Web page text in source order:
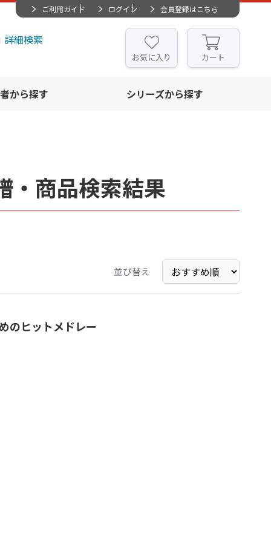
ご利用ガイド ログイン 会員登録はこちら
詳細検索
お気に入り カート
から探す シリーズから探す
商品検索結果
並び替え
のヒットメドレー